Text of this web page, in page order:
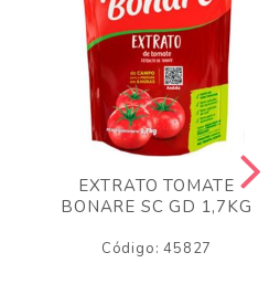
EXTRATO TOMATE
BONARE SC GD 1,7KG
Código: 45827